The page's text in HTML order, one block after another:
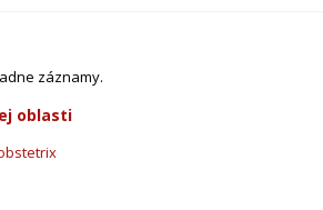
záznamy.
oblasti